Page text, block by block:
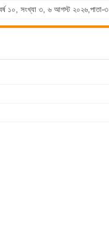
বর্ষ ১০, সংখ্যা ৩, ৬ আগস্ট ২০২৬,পাতা-৩